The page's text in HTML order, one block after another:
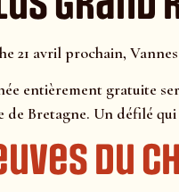
21 avril prochain,
entièrement gratuite
de Bretagne. Un défilé
du